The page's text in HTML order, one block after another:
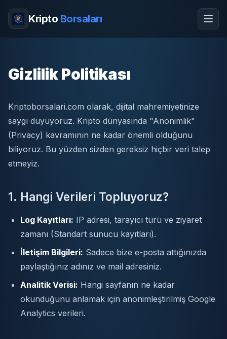
Kripto Borsaları
Gizlilik Politikası
Kriptoborsalari.com olarak, dijital mahremiyetinize
saygı duyuyoruz. Kripto dünyasında "Anonimlik"
(Privacy) kavramının ne kadar önemli olduğunu
biliyoruz. Bu yüzden sizden gereksiz hiçbir veri talep
etmeyiz.
1. Hangi Verileri Topluyoruz?
Log Kayıtları: IP adresi, tarayıcı türü ve ziyaret
zamanı (Standart sunucu kayıtları).
İletişim Bilgileri: Sadece bize e-posta attığınızda
paylaştığınız adınız ve mail adresiniz.
Analitik Verisi: Hangi sayfanın ne kadar
okunduğunu anlamak için anonimleştirilmiş Google
Analytics verileri.